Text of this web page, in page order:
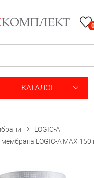
0
КАТАЛОГ
LOGIC-A
LOGIC-A MAX 150